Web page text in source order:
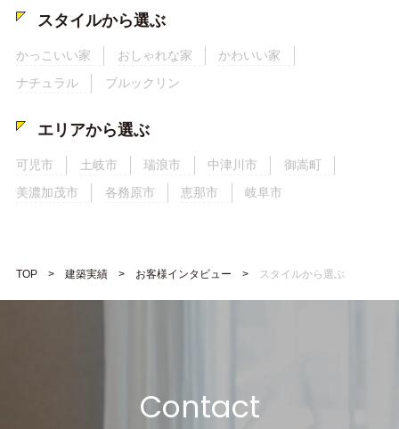
スタイルから選ぶ
かっこいい家 おしゃれな家
かわいい家
ナチュラル
ブルックリン
エリアから選ぶ
可児市 土岐市 瑞浪市 中津川市
御嵩町
美濃加茂市
各務原市 恵那市 岐阜市
TOP 建築実績 お客様インタビュー スタイルから選ぶ
Contact